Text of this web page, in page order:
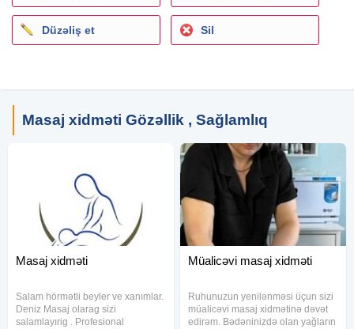
Düzəliş et Sil
Masaj xidməti Gözəllik , Sağlamlıq
Masaj xidməti
Salam hörmətli beyler ve xanımlar.
Deniz Masaj olarag sizi
salamlayırig . Profesional
Müalicəvi masaj xidməti
Ruhunuzun yenilənməsi üçun sizi
müalicəvi masaj xidmətinə dəvət
edirəm. Bədəninizdə olan yağların